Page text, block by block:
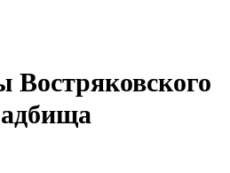
Востряковского